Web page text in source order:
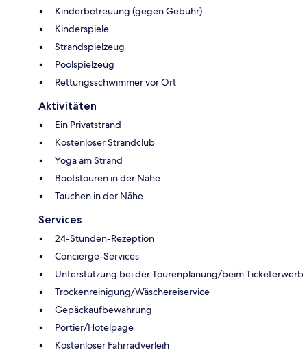
Kinderbetreuung (gegen Gebühr)
Kinderspiele
Strandspielzeug
Poolspielzeug
Rettungsschwimmer vor Ort
Aktivitäten
Ein Privatstrand
Kostenloser Strandclub
Yoga am Strand
Bootstouren in der Nähe
Tauchen in der Nähe
Services
24-Stunden-Rezeption
Concierge-Services
Unterstützung bei der Tourenplanung/beim Ticketerwerb
Trockenreinigung/Wäschereiservice
Gepäckaufbewahrung
Portier/Hotelpage
Kostenloser Fahrradverleih